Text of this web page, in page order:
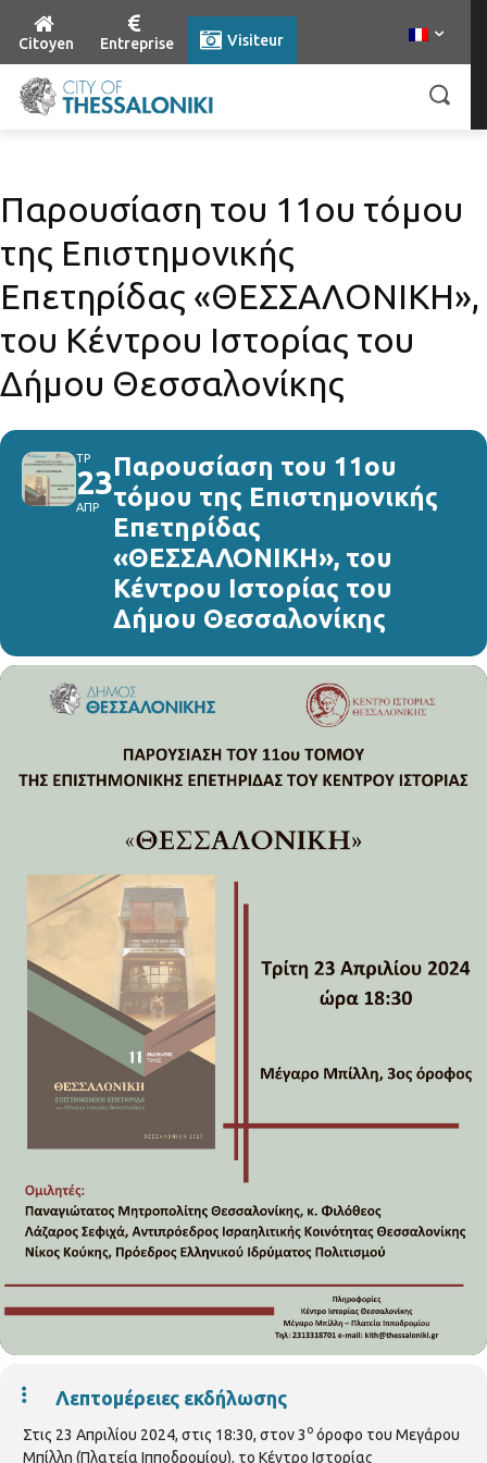
Citoyen Entreprise Visiteur
Παρουσίαση του 11ου τόμου
της Επιστημονικής
Επετηρίδας «ΘΕΣΣΑΛΟΝΙΚΗ»,
του Κέντρου Ιστορίας του
Δήμου Θεσσαλονίκης
ΤΡ
23
ΑΠΡ
Παρουσίαση του 11ου
τόμου της Επιστημονικής
Επετηρίδας
«ΘΕΣΣΑΛΟΝΙΚΗ», του
Κέντρου Ιστορίας του
Δήμου Θεσσαλονίκης
Λεπτομέρειες εκδήλωσης
Στις 23 Απριλίου 2024, στις 18:30, στον 3 ο όροφο του Μεγάρου
Μπίλλη (Πλατεία Ιπποδρομίου), το Κέντρο Ιστορίας